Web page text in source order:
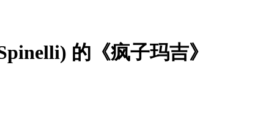
的《疯子玛吉》